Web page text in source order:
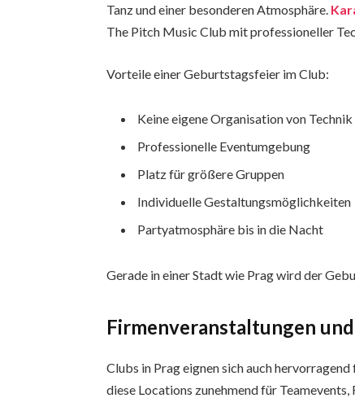
Tanz und einer besonderen Atmosphäre.
The Pitch Music Club mit professioneller
Vorteile einer Geburtstagsfeier im Club:
Keine eigene Organisation von
Professionelle Eventumgebung
Platz für größere Gruppen
Individuelle Gestaltungsmöglichkeiten
Partyatmosphäre bis in die Nacht
Gerade in einer Stadt wie Prag wird der
Firmenveranstaltungen
Clubs in Prag eignen sich auch
diese Locations zunehmend für